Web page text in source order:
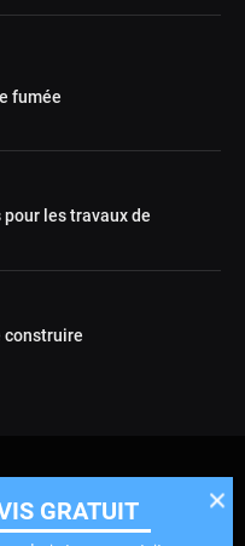
fumée
les travaux de
construire
entre experts et
GRATUIT